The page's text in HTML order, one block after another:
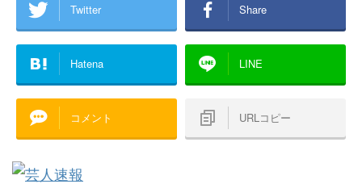
Twitter Share
Hatena LINE
コメント URLコピー